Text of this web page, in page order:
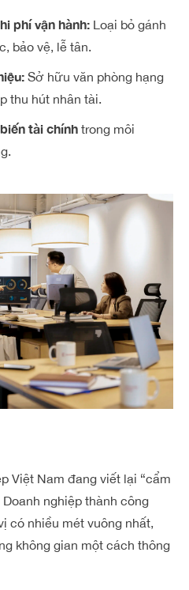
phí vận hành: Loại bỏ gánh
bảo vệ, lễ tân.
Sở hữu văn phòng hạng
thu hút nhân tài.
tài chính trong môi
Việt Nam đang viết lại “cẩm
nghiệp thành công
có nhiều mét vuông nhất,
không gian một cách thông